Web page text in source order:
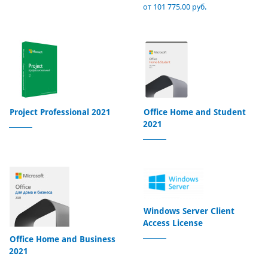
от 101 775,00 руб.
Project Professional 2021
Office Home and Student
2021
Office Home and Business
2021
Windows Server Client
Access License